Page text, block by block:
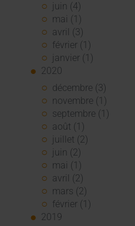
juin (4)
mai (1)
avril (3)
février (1)
janvier (1)
2020
décembre (3)
novembre (1)
septembre (1)
août (1)
juillet (2)
juin (2)
mai (1)
avril (2)
mars (2)
février (1)
2019